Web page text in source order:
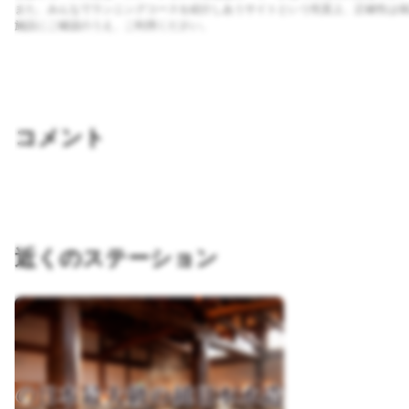
また、みんなでランニングコースを紹介しあうサイトという性質上、正確性は
施設にご確認のうえ、ご利用ください。
コメント
近くのステーション